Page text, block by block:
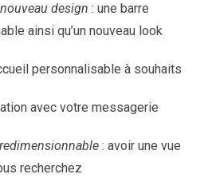
nouveau design : une barre
ainsi qu’un nouveau look
personnalisable à souhaits
avec votre messagerie
: avoir une vue
recherchez